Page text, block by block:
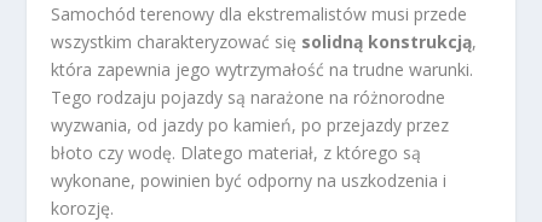
Samochód terenowy dla ekstremalistów musi przede
wszystkim charakteryzować się solidną konstrukcją,
która zapewnia jego wytrzymałość na trudne warunki.
Tego rodzaju pojazdy są narażone na różnorodne
wyzwania, od jazdy po kamień, po przejazdy przez
błoto czy wodę. Dlatego materiał, z którego są
wykonane, powinien być odporny na uszkodzenia i
korozję.